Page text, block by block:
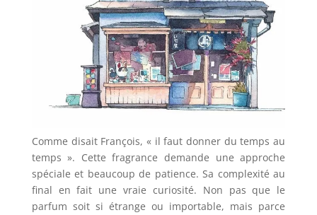
Comme disait François, « il faut donner du temps au
temps ». Cette fragrance demande une approche
spéciale et beaucoup de patience. Sa complexité au
final en fait une vraie curiosité. Non pas que le
parfum soit si étrange ou importable, mais parce